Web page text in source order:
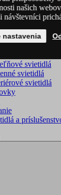
sortiment
lampy
svietidlá
svietidlá
svietidlá
a
našich
návštevníci
nastavenia